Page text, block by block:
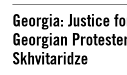
Georgia: Justice
Georgian
Skhvitaridze